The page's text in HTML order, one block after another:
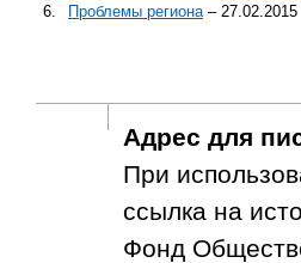
6.
Проблемы региона –
Адрес для
При
ссылка на
Фонд